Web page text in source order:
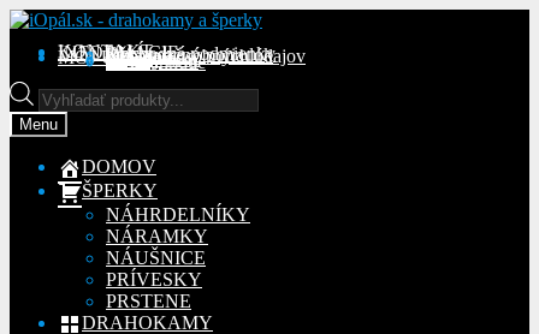
Preskočiť
navigáciu
Preskočiť
obsah
KONTAKT
INFORMÁCIE
Obchodné podmienky
Reklamačný poriadok
Ochrana osobných údajov
MÔJ ÚČETObjednávky
Adresy
Detaily účtu
Na stiahnutie
Products
search
Menu
DOMOV
ŠPERKY
NÁHRDELNÍKY
NÁRAMKY
NÁUŠNICE
PRÍVESKY
PRSTENE
DRAHOKAMY